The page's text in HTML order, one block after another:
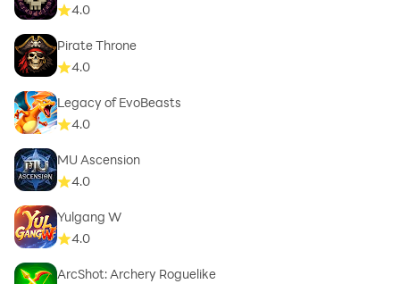
4.0
Pirate Throne
4.0
Legacy of EvoBeasts
4.0
MU Ascension
4.0
Yulgang W
4.0
ArcShot: Archery Roguelike